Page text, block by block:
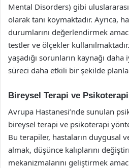
Mental Disorders) gibi
olarak tanı koymaktadır. Ayrıca,
durumlarını değerlendirmek
testler ve ölçekler
yaşadığı sorunların kaynağı
süreci daha etkili bir şekilde
Bireysel Terapi ve
Avrupa Hastanesi’nde sunulan
bireysel terapi ve psikoterapi
Bu terapiler, hastaların duygusal
almak, düşünce kalıplarını
mekanizmalarını geliştirmek